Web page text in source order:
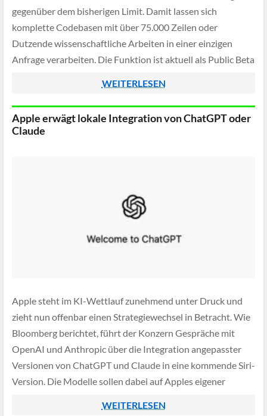
gegenüber dem bisherigen Limit. Damit lassen sich
komplette Codebasen mit über 75.000 Zeilen oder
Dutzende wissenschaftliche Arbeiten in einer einzigen
Anfrage verarbeiten. Die Funktion ist aktuell als Public Beta
WEITERLESEN
Apple erwägt lokale Integration von ChatGPT oder
Claude
Apple steht im KI-Wettlauf zunehmend unter Druck und
zieht nun offenbar einen Strategiewechsel in Betracht. Wie
Bloomberg berichtet, führt der Konzern Gespräche mit
OpenAI und Anthropic über die Integration angepasster
Versionen von ChatGPT und Claude in eine kommende Siri-
Version. Die Modelle sollen dabei auf Apples eigener
WEITERLESEN